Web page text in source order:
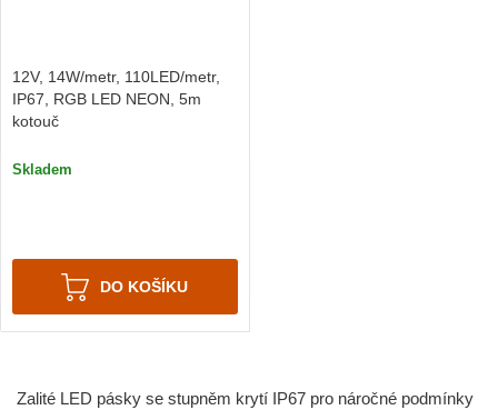
12V, 14W/metr, 110LED/metr,
IP67, RGB LED NEON, 5m
kotouč
Skladem
DO KOŠÍKU
Zalité LED pásky se stupněm krytí IP67 pro náročné podmínky